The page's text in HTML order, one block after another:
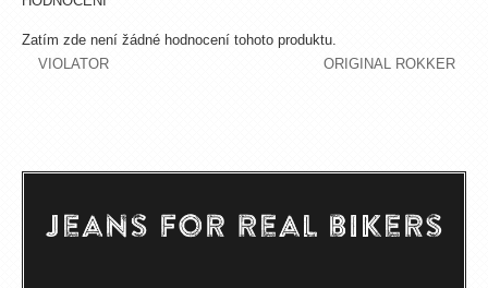
Zatím zde není žádné hodnocení tohoto produktu.
VIOLATOR
ORIGINAL ROKKER